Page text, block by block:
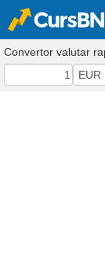
Convertor valutar